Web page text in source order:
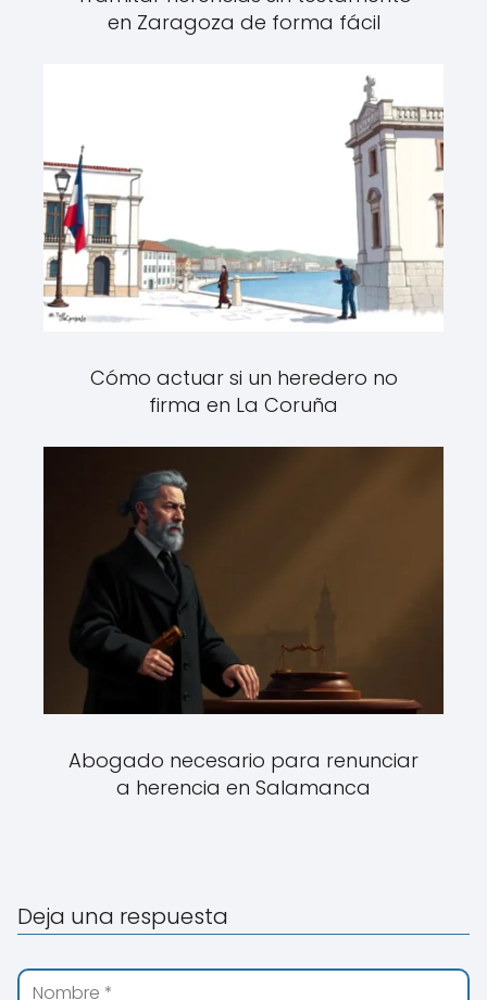
en Zaragoza de forma fácil
Cómo actuar si un heredero no
firma en La Coruña
Abogado necesario para renunciar
a herencia en Salamanca
Deja una respuesta